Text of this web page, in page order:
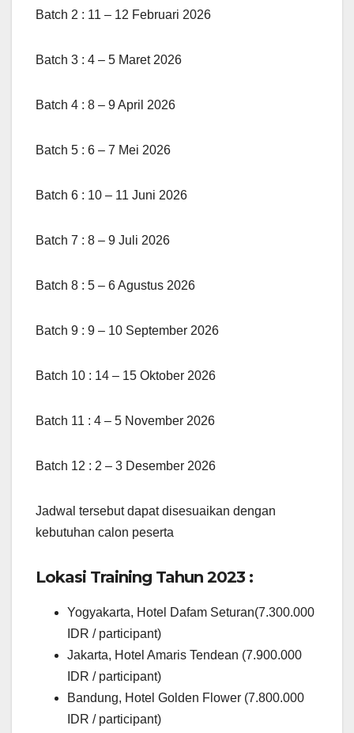
Batch 2 : 11 – 12 Februari 2026
Batch 3 : 4 – 5 Maret 2026
Batch 4 : 8 – 9 April 2026
Batch 5 : 6 – 7 Mei 2026
Batch 6 : 10 – 11 Juni 2026
Batch 7 : 8 – 9 Juli 2026
Batch 8 : 5 – 6 Agustus 2026
Batch 9 : 9 – 10 September 2026
Batch 10 : 14 – 15 Oktober 2026
Batch 11 : 4 – 5 November 2026
Batch 12 : 2 – 3 Desember 2026
Jadwal tersebut dapat disesuaikan dengan
kebutuhan calon peserta
Lokasi Training Tahun 2023 :
Yogyakarta, Hotel Dafam Seturan(7.300.000
IDR / participant)
Jakarta, Hotel Amaris Tendean (7.900.000
IDR / participant)
Bandung, Hotel Golden Flower (7.800.000
IDR / participant)